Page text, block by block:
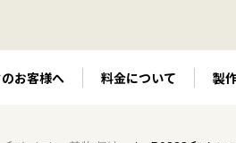
お客様へ 料金について 製